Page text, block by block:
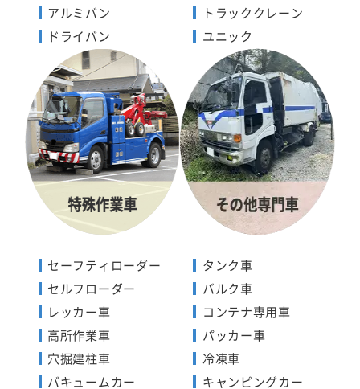
アルミバン
ドライバン
トラッククレーン
ユニック
セーフティローダー
セルフローダー
レッカー車
高所作業車
穴掘建柱車
バキュームカー
タンク車
バルク車
コンテナ専用車
パッカー車
冷凍車
キャンピングカー